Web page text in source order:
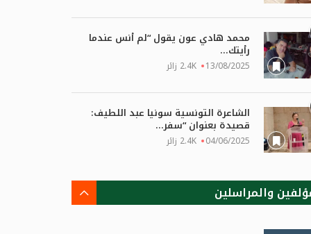
محمد هادي عون يقول “لم أنس عندما
رأيتك...
13/08/2025 2.4K زائر
الشاعرة التونسية سونيا عبد اللطيف:
قصيدة بعنوان “سفر...
04/06/2025 2.4K زائر
والمراسلين